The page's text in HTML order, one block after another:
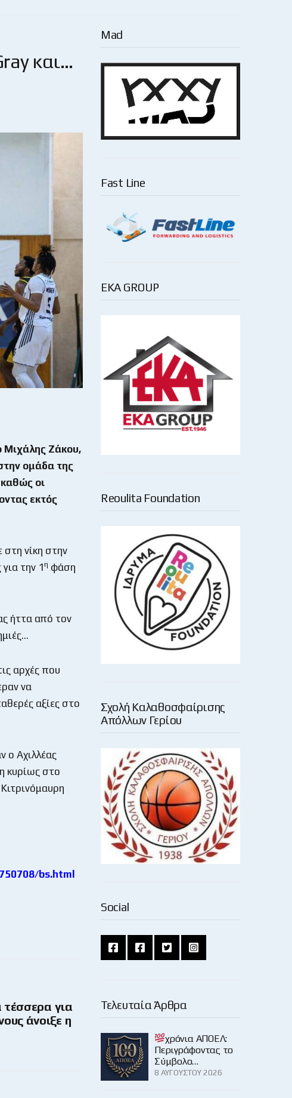
και…
Μιχάλης Ζάκου,
ομάδα της
οι
εκτός
στη νίκη στην
την 1η φάση
ήττα από τον
αρχές που
να
αξίες στο
ο Αχιλλέας
κυρίως στο
bs.html
για
άνοιξε η
Mad
Fast Line
EKA GROUP
Reoulita Foundation
Σχολή Καλαθοσφαίρισης
Απόλλων Γερίου
Social
Τελευταία Άρθρα
χρόνια ΑΠΟΕΛ:
Περιγράφοντας το
Σύμβολο…
8 ΑΥΓΟΎΣΤΟΥ 2026